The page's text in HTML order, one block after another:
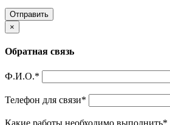
Отправить
×
Обратная связь
Ф.И.О.*
Телефон для связи*
Какие работы необходимо выполнить*